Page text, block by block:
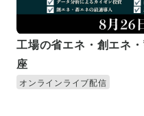
工場の省エネ・創エネ
座
オンラインライブ配信